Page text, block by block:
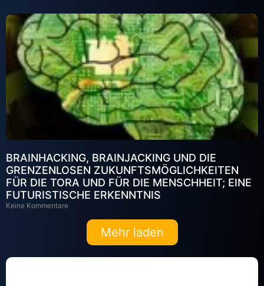
BRAINHACKING, BRAINJACKING UND DIE
GRENZENLOSEN ZUKUNFTSMÖGLICHKEITEN
FÜR DIE TORA UND FÜR DIE MENSCHHEIT; EINE
FUTURISTISCHE ERKENNTNIS
Keine Kommentare
Mehr laden